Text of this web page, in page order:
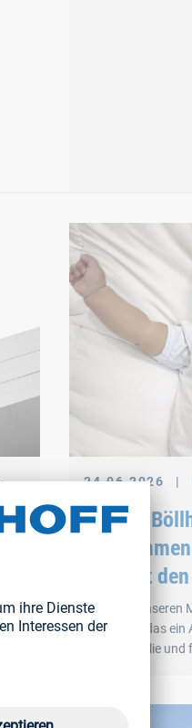
24.06.2026 |
Neu im
begrüßt
Wenn bei unseren
kommt, ist das ein
ganze Familie